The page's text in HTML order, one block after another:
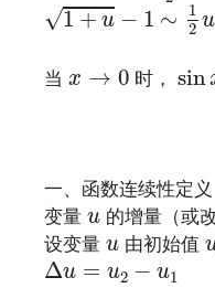
√1 + u − 1 ∼
1
2 u
当 x → 0
x 0 时， sin
sin
一、函数连续性定义
变量 u
u 的增量（或
设变量 u
u 由初始值
Δu = u2 − u1
Δu=u 2− u 1